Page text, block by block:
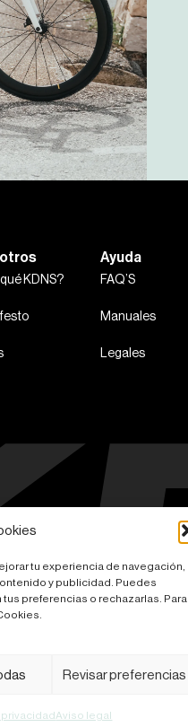
tu experiencia de navegación,
y publicidad. Puedes
preferencias o rechazarlas. Para
Revisar preferencias
Aviso legal
KDNS?
Ayuda
FAQ’S
Manuales
Legales